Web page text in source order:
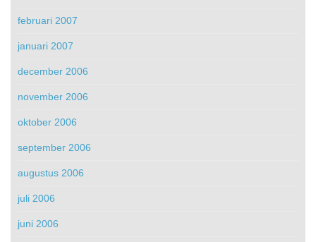
februari 2007
januari 2007
december 2006
november 2006
oktober 2006
september 2006
augustus 2006
juli 2006
juni 2006